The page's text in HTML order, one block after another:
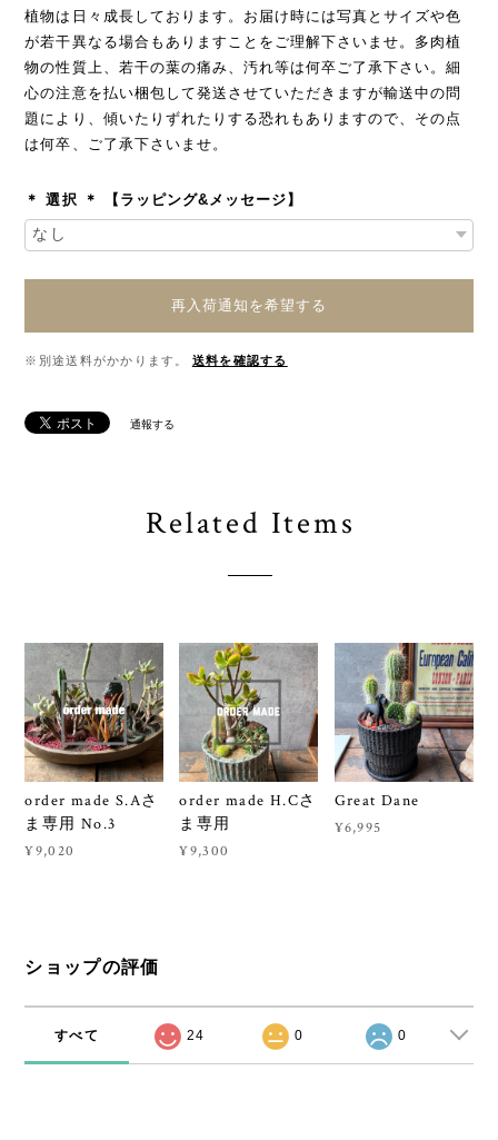
植物は日々成長しております。お届け時には写真とサイズや色
が若干異なる場合もありますことをご理解下さいませ。多肉植
物の性質上、若干の葉の痛み、汚れ等は何卒ご了承下さい。細
心の注意を払い梱包して発送させていただきますが輸送中の問
題により、傾いたりずれたりする恐れもありますので、その点
は何卒、ご了承下さいませ。
＊ 選択 ＊ 【ラッピング&メッセージ】
再入荷通知を希望する
※別途送料がかかります。 送料を確認する
通報する
Related Items
order made S.Aさ
ま専用 No.3
¥9,020
order made H.Cさ
ま専用
¥9,300
Great Dane
¥6,995
ショップの評価
すべて 24 0 0